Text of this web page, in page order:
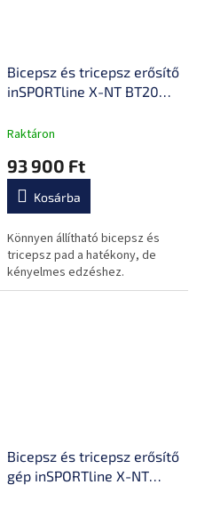
Bicepsz és tricepsz erősítő
inSPORTline X-NT BT20
Raktáron
93 900 Ft
Kosárba
Könnyen állítható bicepsz és
tricepsz pad a hatékony, de
kényelmes edzéshez.
Bicepsz és tricepsz erősítő
gép inSPORTline X-NT